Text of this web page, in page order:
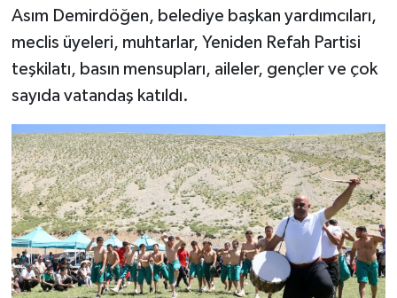
Asım Demirdöğen, belediye başkan yardımcıları,
meclis üyeleri, muhtarlar, Yeniden Refah Partisi
teşkilatı, basın mensupları, aileler, gençler ve çok
sayıda vatandaş katıldı.